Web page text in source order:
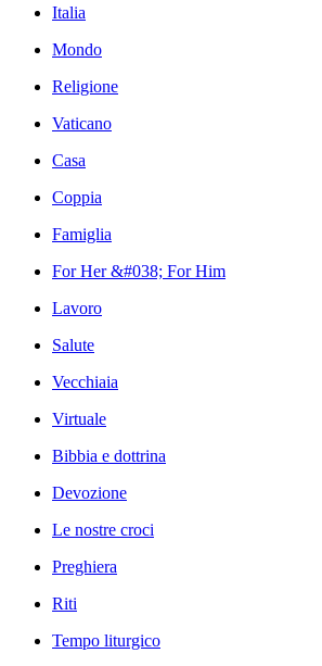
Italia
Mondo
Religione
Vaticano
Casa
Coppia
Famiglia
For Her &#038; For Him
Lavoro
Salute
Vecchiaia
Virtuale
Bibbia e dottrina
Devozione
Le nostre croci
Preghiera
Riti
Tempo liturgico